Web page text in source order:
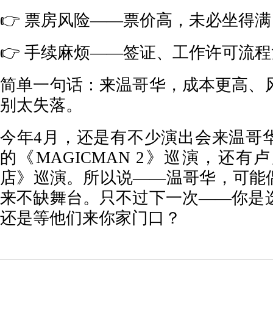
👉 票房风险——票价高，未必坐得满
👉 手续麻烦——签证、工作许可流
简单一句话：来温哥华，成本更高、
别太失落。
今年4月，还是有不少演出会来温
的《MAGICMAN 2》巡演，还有
店》巡演。所以说——温哥华，可能
来不缺舞台。只不过下一次——你是
还是等他们来你家门口？